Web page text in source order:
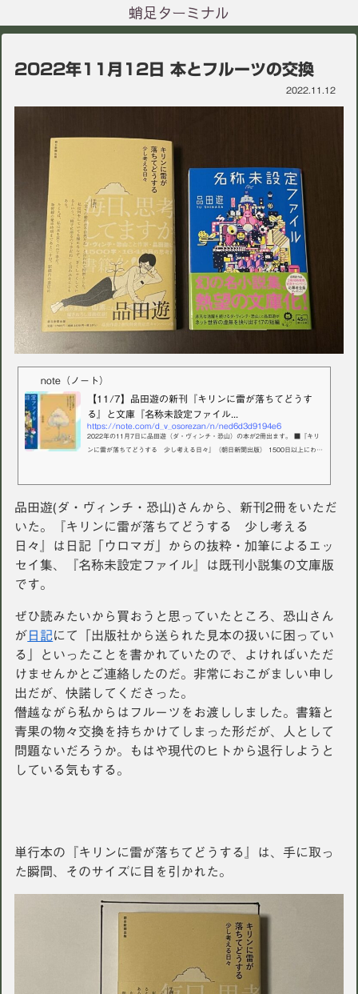
蛸足ターミナル
2022年11月12日 本とフルーツの交換
2022.11.12
note（ノート）
【11/7】品田遊の新刊『キリンに雷が落ちてどうす
る』と文庫『名称未設定ファイル...
https://note.com/d_v_osorezan/n/ned6d3d9194e6
2022年の11月7日に品田遊（ダ・ヴィンチ・恐山）の本が2冊出ます。 ■『キリ
ンに雷が落ちてどうする 少し考える日々』（朝日新聞出版） 1500日以上にわた
／ヘアブラシで焼きそばを食べる／これはウミガメのスープですか？／注射の射
品田遊(ダ・ヴィンチ・恐山)さんから、新刊2冊をいただ
いた。『キリンに雷が落ちてどうする 少し考える
日々』は日記「ウロマガ」からの抜粋・加筆によるエッ
セイ集、『名称未設定ファイル』は既刊小説集の文庫版
です。
ぜひ読みたいから買おうと思っていたところ、恐山さん
が 日記にて「出版社から送られた見本の扱いに困ってい
る」といったことを書かれていたので、よければいただ
けませんかとご連絡したのだ。非常におこがましい申し
出だが、快諾してくださった。
僭越ながら私からはフルーツをお渡ししました。書籍と
青果の物々交換を持ちかけてしまった形だが、人として
問題ないだろうか。もはや現代のヒトから退行しようと
している気もする。
単行本の『キリンに雷が落ちてどうする』は、手に取っ
た瞬間、そのサイズに目を引かれた。